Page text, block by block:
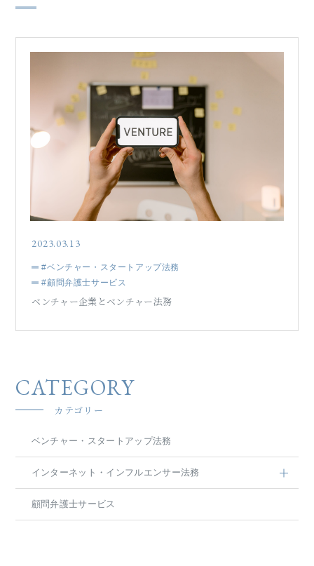
2023.03.13
#ベンチャー・スタートアップ法務
#顧問弁護士サービス
ベンチャー企業とベンチャー法務
CATEGORY
カテゴリー
ベンチャー・スタートアップ法務
インターネット・インフルエンサー法務
顧問弁護士サービス